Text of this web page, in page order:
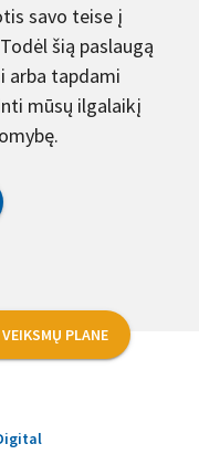
savo teise į
šią paslaugą
arba tapdami
mūsų ilgalaikį
PLANE